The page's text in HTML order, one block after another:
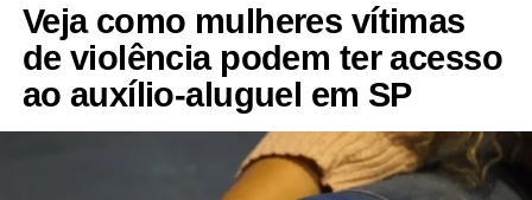
Veja como mulheres vítimas
de violência podem ter acesso
ao auxílio-aluguel em SP